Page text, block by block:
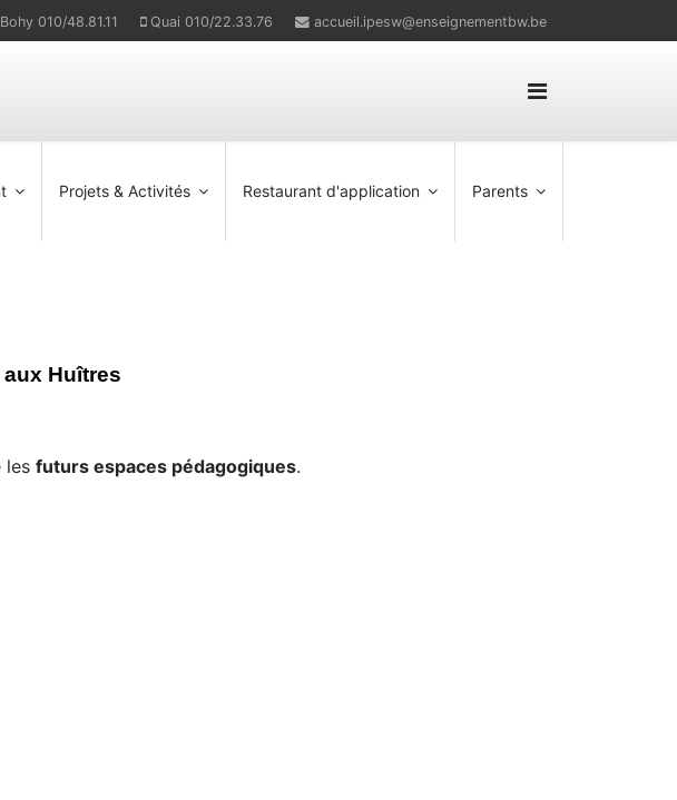
Bohy 010/48.81.11 Quai 010/22.33.76 accueil.ipesw@enseignementbw.be
Projets & Activités Restaurant d'application Parents
Huîtres
les futurs espaces pédagogiques.